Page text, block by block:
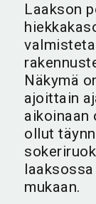
Laakson
Näkymä
ajoittain
aikoinaan
ollut
mukaan.